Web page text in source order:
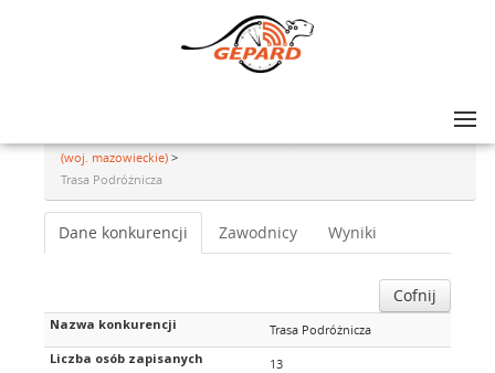
(woj. mazowieckie) >
Trasa Podróżnicza
Dane konkurencji Zawodnicy Wyniki
Cofnij
Nazwa konkurencji
Trasa Podróżnicza
Liczba osób zapisanych
13